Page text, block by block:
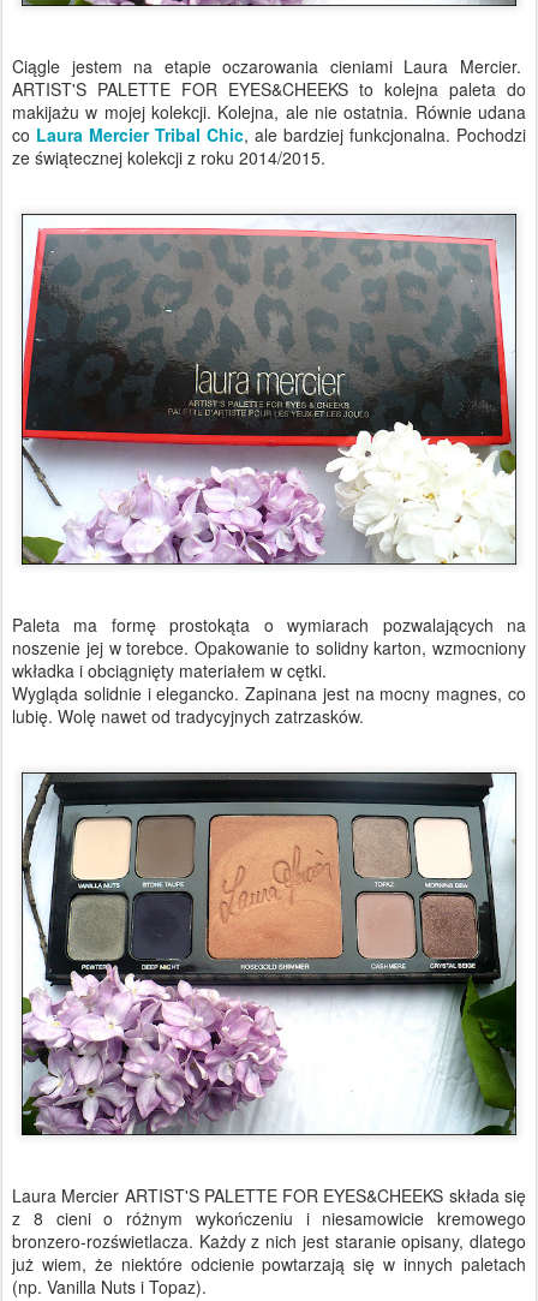
Ciągle jestem na etapie oczarowania cieniami Laura Mercier.
ARTIST'S PALETTE FOR EYES&CHEEKS to kolejna paleta do
makijażu w mojej kolekcji. Kolejna, ale nie ostatnia. Równie udana
co Laura Mercier Tribal Chic, ale bardziej funkcjonalna. Pochodzi
ze świątecznej kolekcji z roku 2014/2015.
Paleta ma formę prostokąta o wymiarach pozwalających na
noszenie jej w torebce. Opakowanie to solidny karton, wzmocniony
wkładka i obciągnięty materiałem w cętki.
Wygląda solidnie i elegancko. Zapinana jest na mocny magnes, co
lubię. Wolę nawet od tradycyjnych zatrzasków.
Laura Mercier ARTIST'S PALETTE FOR EYES&CHEEKS składa się
z 8 cieni o różnym wykończeniu i niesamowicie kremowego
bronzero-rozświetlacza. Każdy z nich jest staranie opisany, dlatego
już wiem, że niektóre odcienie powtarzają się w innych paletach
(np. Vanilla Nuts i Topaz).